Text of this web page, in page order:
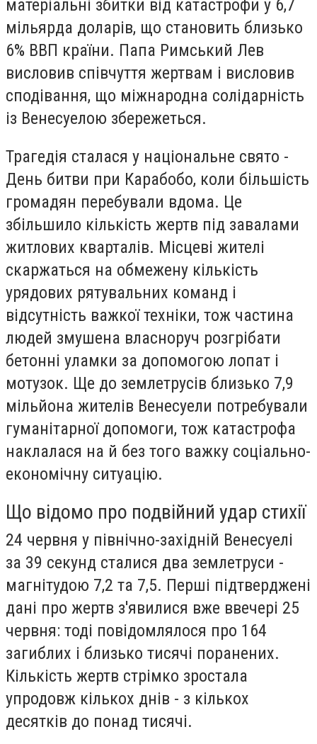
матеріальні збитки від катастрофи у 6,7
мільярда доларів, що становить близько
6% ВВП країни. Папа Римський Лев
висловив співчуття жертвам і висловив
сподівання, що міжнародна солідарність
із Венесуелою збережеться.
Трагедія сталася у національне свято -
День битви при Карабобо, коли більшість
громадян перебували вдома. Це
збільшило кількість жертв під завалами
житлових кварталів. Місцеві жителі
скаржаться на обмежену кількість
урядових рятувальних команд і
відсутність важкої техніки, тож частина
людей змушена власноруч розгрібати
бетонні уламки за допомогою лопат і
мотузок. Ще до землетрусів близько 7,9
мільйона жителів Венесуели потребували
гуманітарної допомоги, тож катастрофа
наклалася на й без того важку соціально-
економічну ситуацію.
Що відомо про подвійний удар стихії
24 червня у північно-західній Венесуелі
за 39 секунд сталися два землетруси -
магнітудою 7,2 та 7,5. Перші підтверджені
дані про жертв з'явилися вже ввечері 25
червня: тоді повідомлялося про 164
загиблих і близько тисячі поранених.
Кількість жертв стрімко зростала
упродовж кількох днів - з кількох
десятків до понад тисячі.